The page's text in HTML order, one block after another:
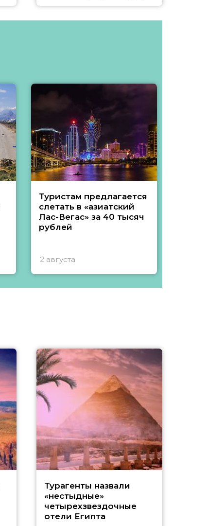
Туристам предлагается
слетать в «азиатский
Лас-Вегас» за 40 тысяч
рублей
2 августа
Турагенты назвали
«нестыдные»
четырехзвездочные
отели Египта